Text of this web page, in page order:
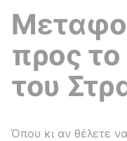
προς
του
Όπου κι αν θέλετε